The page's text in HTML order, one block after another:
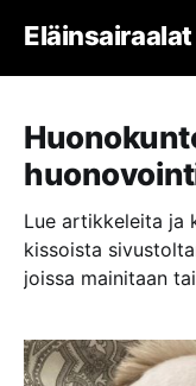
Eläinsairaalat
Lue artikkeleita ja
kissoista
joissa mainitaan